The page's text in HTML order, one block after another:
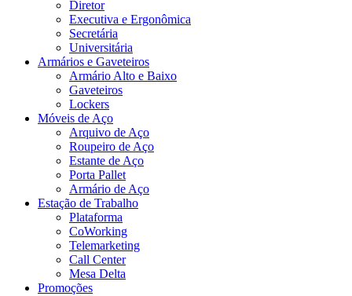
Diretor
Executiva e Ergonômica
Secretária
Universitária
Armários e Gaveteiros
Armário Alto e Baixo
Gaveteiros
Lockers
Móveis de Aço
Arquivo de Aço
Roupeiro de Aço
Estante de Aço
Porta Pallet
Armário de Aço
Estação de Trabalho
Plataforma
CoWorking
Telemarketing
Call Center
Mesa Delta
Promoções